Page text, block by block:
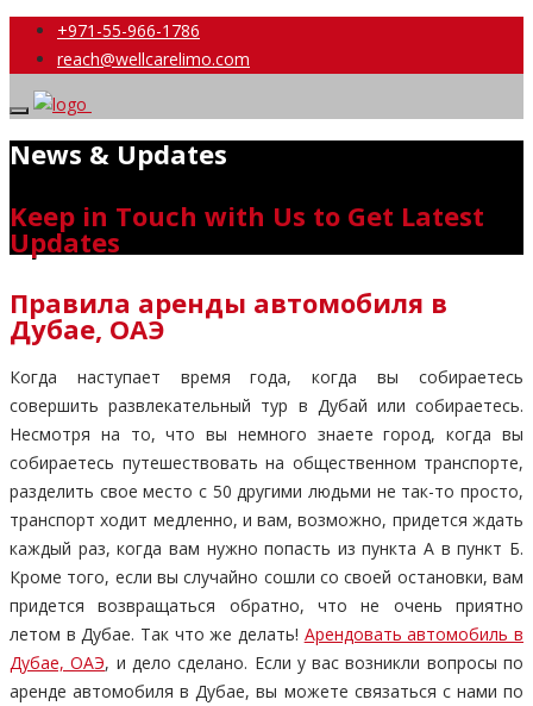
+971-55-966-1786
reach@wellcarelimo.com
News & Updates
Keep in Touch with Us to Get Latest
Updates
Правила аренды автомобиля в
Дубае, ОАЭ
Когда наступает время года, когда вы собираетесь
совершить развлекательный тур в Дубай или собираетесь.
Несмотря на то, что вы немного знаете город, когда вы
собираетесь путешествовать на общественном транспорте,
разделить свое место с 50 другими людьми не так-то просто,
транспорт ходит медленно, и вам, возможно, придется ждать
каждый раз, когда вам нужно попасть из пункта А в пункт Б.
Кроме того, если вы случайно сошли со своей остановки, вам
придется возвращаться обратно, что не очень приятно
летом в Дубае. Так что же делать! Арендовать автомобиль в
Дубае, ОАЭ, и дело сделано. Если у вас возникли вопросы по
аренде автомобиля в Дубае, вы можете связаться с нами по